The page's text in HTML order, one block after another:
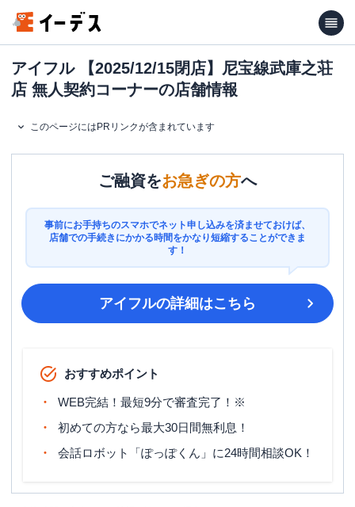
アイフル 【2025/12/15閉店】尼宝線武庫之荘
店 無人契約コーナーの店舗情報
このページにはPRリンクが含まれています
ご融資をお急ぎの方へ
事前にお手持ちのスマホでネット申し込みを済ませておけば、
店舗での手続きにかかる時間をかなり短縮することができま
す！
アイフルの詳細はこちら
おすすめポイント
WEB完結！最短9分で審査完了！※
初めての方なら最大30日間無利息！
会話ロボット「ぽっぽくん」に24時間相談OK！